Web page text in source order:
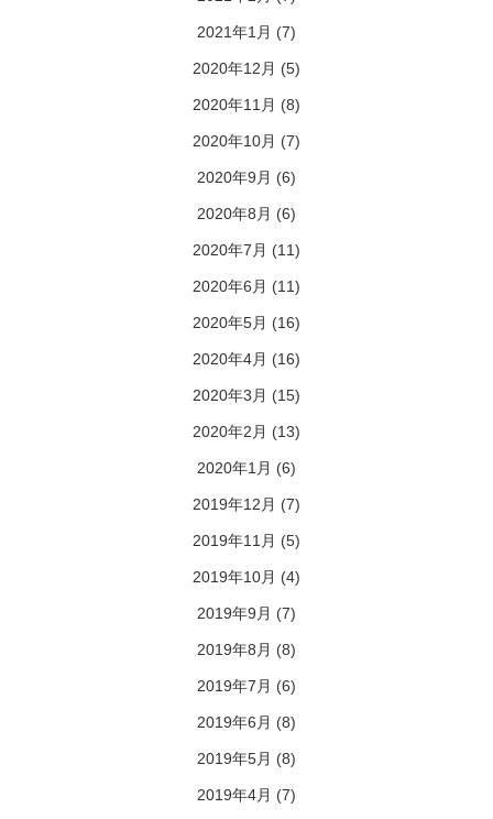
2021年1月 (7)
2020年12月 (5)
2020年11月 (8)
2020年10月 (7)
2020年9月 (6)
2020年8月 (6)
2020年7月 (11)
2020年6月 (11)
2020年5月 (16)
2020年4月 (16)
2020年3月 (15)
2020年2月 (13)
2020年1月 (6)
2019年12月 (7)
2019年11月 (5)
2019年10月 (4)
2019年9月 (7)
2019年8月 (8)
2019年7月 (6)
2019年6月 (8)
2019年5月 (8)
2019年4月 (7)